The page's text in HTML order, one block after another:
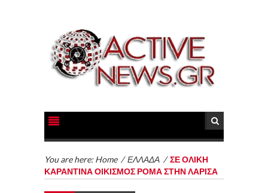
You are here: Home /ΕΛΛΑΔΑ /ΣΕ ΟΛΙΚΗ
ΚΑΡΑΝΤΙΝΑ ΟΙΚΙΣΜΟΣ ΡΟΜΑ ΣΤΗΝ ΛΑΡΙΣΑ